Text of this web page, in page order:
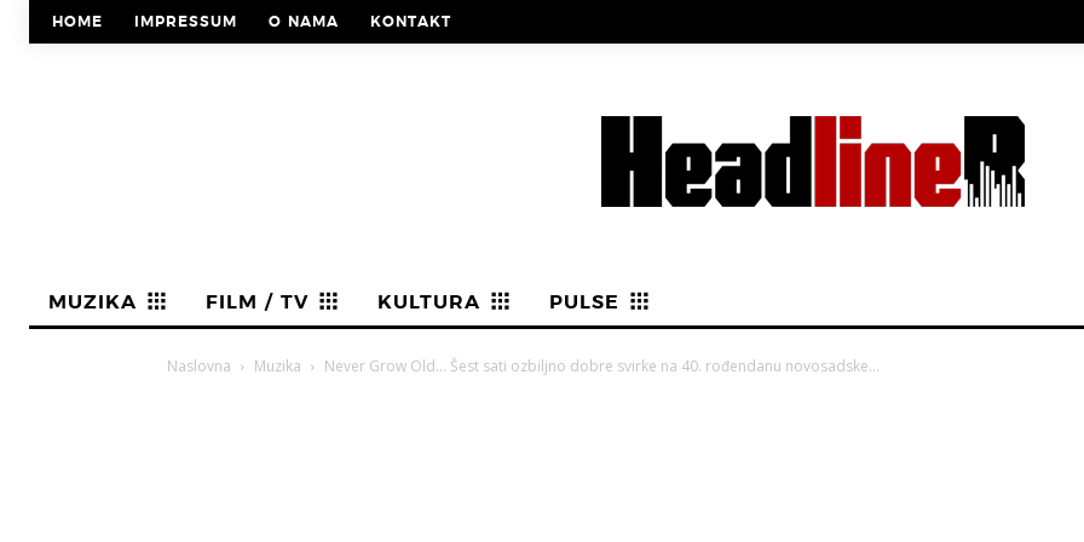
HOME IMPRESSUM O NAMA KONTAKT
MUZIKA FILM / TV KULTURA PULSE
Naslovna Muzika Never Grow Old… Šest sati ozbiljno dobre svirke na 40. rođendanu novosadske...